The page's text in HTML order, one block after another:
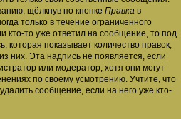
щёлкнув по кнопке Правка в
только в течение ограниченного
кто-то уже ответил на сообщение, то под
которая показывает количество правок,
них. Эта надпись не появляется, если
или модератор, хотя они могут
по своему усмотрению. Учтите, что
сообщение, если на него уже кто-